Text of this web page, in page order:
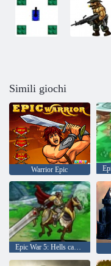
Simili giochi
Warrior Epic
Epic War 5: Hells cancello